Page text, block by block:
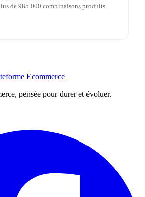
de 985.000 combinaisons produits
pensée pour durer et évoluer.